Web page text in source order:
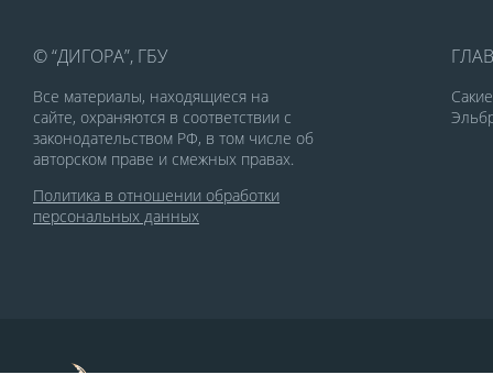
© “ДИГОРА”, ГБУ
Все материалы, находящиеся на
сайте, охраняются в соответствии с
законодательством РФ, в том числе об
авторском праве и смежных правах.
Политика в отношении обработки
персональных данных